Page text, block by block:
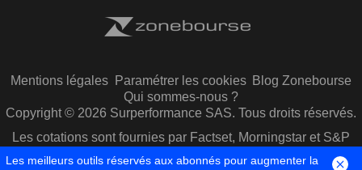
Mentions légales Paramétrer les cookies Blog Zonebourse
Qui sommes-nous ?
Copyright © 2026 Surperformance SAS. Tous droits réservés.
Les cotations sont fournies par Factset, Morningstar et S&P
Capital IQ
Les meilleurs outils réservés aux abonnés pour augmenter la